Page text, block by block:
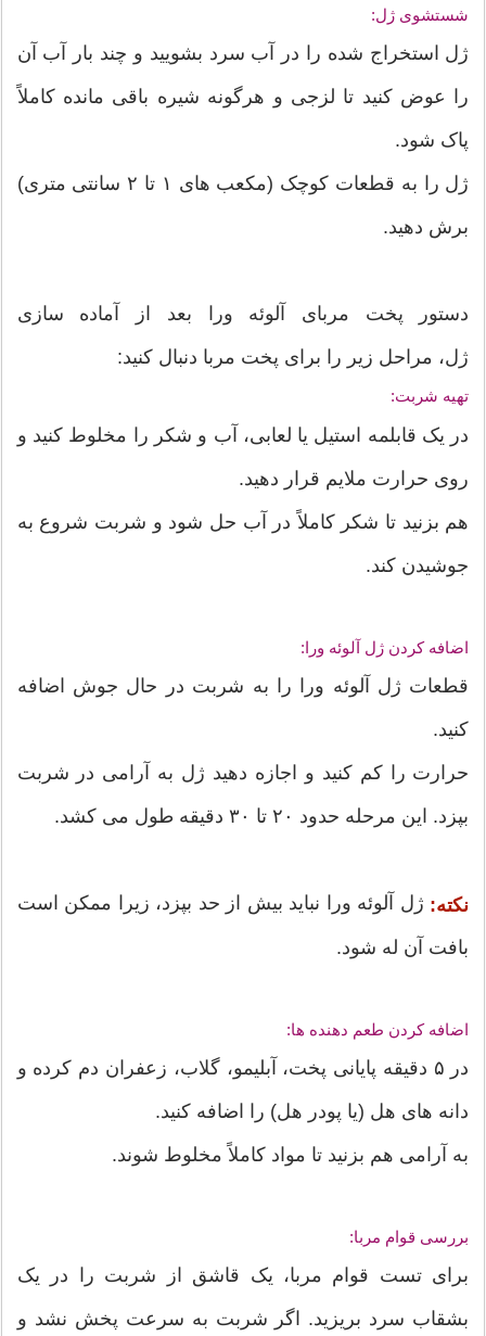
شستشوی ژل:
ژل استخراج شده را در آب سرد بشویید و چند بار آب آن
را عوض کنید تا لزجی و هرگونه شیره باقی مانده کاملاً
پاک شود.
ژل را به قطعات کوچک (مکعب های ۱ تا ۲ سانتی متری)
برش دهید.
دستور پخت مربای آلوئه ورا بعد از آماده سازی
ژل، مراحل زیر را برای پخت مربا دنبال کنید:
تهیه شربت:
در یک قابلمه استیل یا لعابی، آب و شکر را مخلوط کنید و
روی حرارت ملایم قرار دهید.
هم بزنید تا شکر کاملاً در آب حل شود و شربت شروع به
جوشیدن کند.
اضافه کردن ژل آلوئه ورا:
قطعات ژل آلوئه ورا را به شربت در حال جوش اضافه
کنید.
حرارت را کم کنید و اجازه دهید ژل به آرامی در شربت
بپزد. این مرحله حدود ۲۰ تا ۳۰ دقیقه طول می کشد.
نکته: ژل آلوئه ورا نباید بیش از حد بپزد، زیرا ممکن است
بافت آن له شود.
اضافه کردن طعم دهنده ها:
در ۵ دقیقه پایانی پخت، آبلیمو، گلاب، زعفران دم کرده و
دانه های هل (یا پودر هل) را اضافه کنید.
به آرامی هم بزنید تا مواد کاملاً مخلوط شوند.
بررسی قوام مربا:
برای تست قوام مربا، یک قاشق از شربت را در یک
بشقاب سرد بریزید. اگر شربت به سرعت پخش نشد و